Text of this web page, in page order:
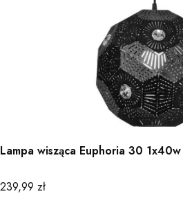
Lampa wisząca Euphoria 30
Cena
239,99 zł